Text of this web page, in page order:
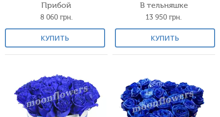
Прибой
8 060 грн.
КУПИТЬ
В тельняшке
13 950 грн.
КУПИТЬ